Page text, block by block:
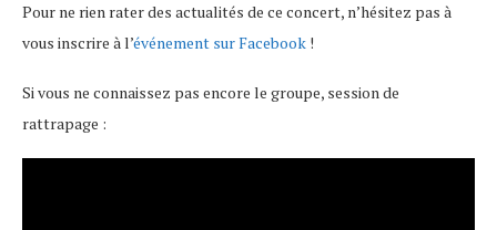
Pour ne rien rater des actualités de ce concert, n’hésitez pas à
vous inscrire à l’événement sur Facebook !
Si vous ne connaissez pas encore le groupe, session de
rattrapage :